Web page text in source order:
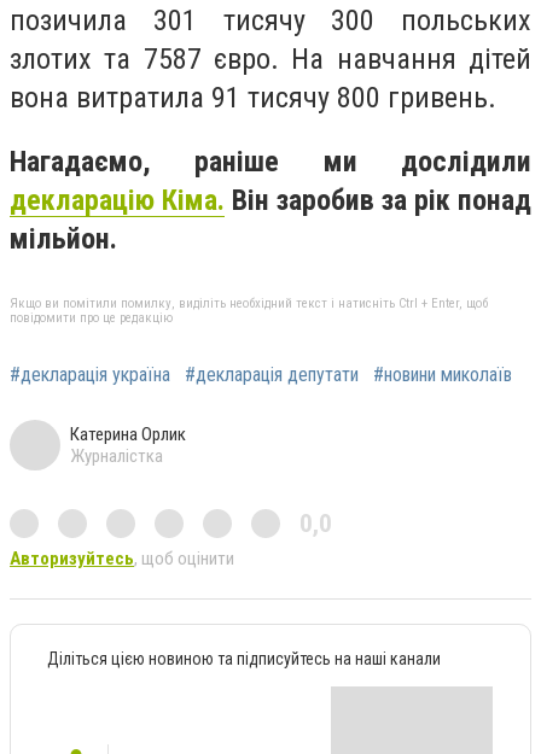
позичила 301 тисячу 300 польських
злотих та 7587 євро. На навчання дітей
вона витратила 91 тисячу 800 гривень.
Нагадаємо, раніше ми дослідили
декларацію Кіма. Він заробив за рік понад
мільйон.
Якщо ви помітили помилку, виділіть необхідний текст і натисніть Ctrl + Enter, щоб
повідомити про це редакцію
#декларація україна #декларація депутати #новини миколаїв
Катерина Орлик
Журналістка
0,0
Авторизуйтесь, щоб оцінити
Діліться цією новиною та підписуйтесь на наші канали